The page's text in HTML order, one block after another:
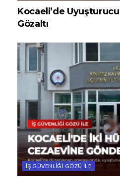
Kocaeli’de
Gözaltı
İŞ GÜVENLIĞI GÖZÜ ILE